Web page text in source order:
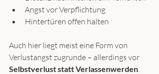
Angst vor Verpflichtung
Hintertüren offen halten
Auch hier liegt meist eine Form von
Verlustangst zugrunde – allerdings vor
Selbstverlust statt Verlassenwerden